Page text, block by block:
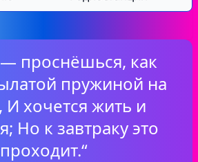
проснёшься, как
пружиной на
И хочется жить и
Но к завтраку это
проходит.“